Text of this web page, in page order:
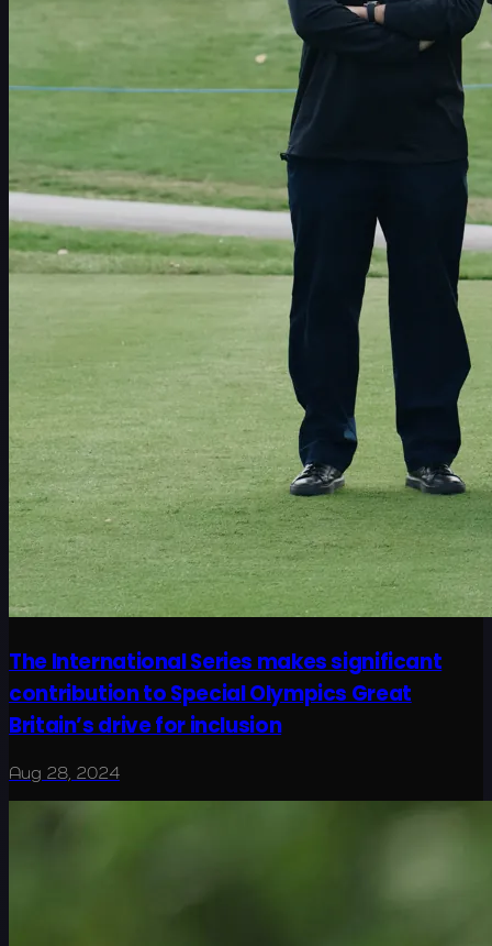
The International Series makes significant
contribution to Special Olympics Great
Britain’s drive for inclusion
Aug 28, 2024